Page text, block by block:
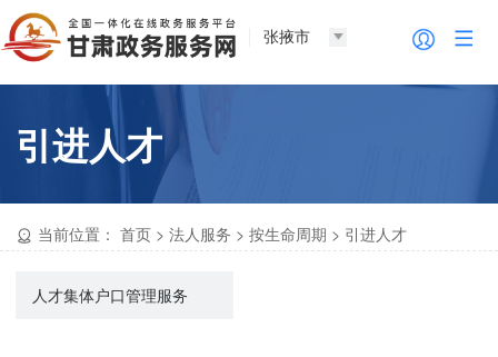
张掖市
引进人才
当前位置： 首页 >法人服务 >按生命周期 > 引进人才
人才集体户口管理服务